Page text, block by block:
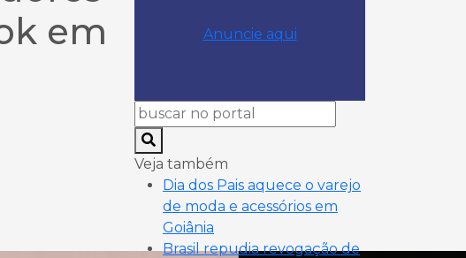
em
Anuncie aqui
Veja também
Dia dos Pais aquece o varejo
de moda e acessórios em
Goiânia
Brasil repudia revogação de